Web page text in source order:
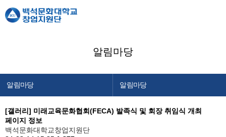
알림마당
알림마당
창업교육센터
알림마당
[갤러리] 미래교육문화협회(FECA) 발족식 및 회장 취임식 개최
페이지 정보
백석문화대학교창업지원단